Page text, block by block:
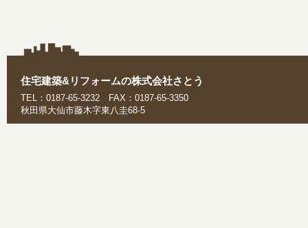
住宅建築&リフォームの株式会社さとう
TEL：0187-65-3232 FAX：0187-65-3350
秋田県大仙市藤木字東八圭68-5